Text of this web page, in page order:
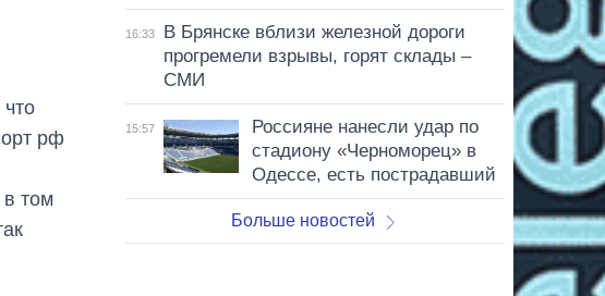
рф
в том
16:33
В Брянске вблизи железной дороги
прогремели взрывы, горят склады –
СМИ
15:57
Россияне нанесли удар по
стадиону «Черноморец» в
Одессе, есть пострадавший
Больше новостей